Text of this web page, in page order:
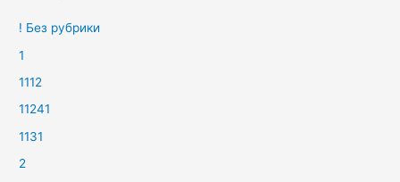
! Без рубрики
1
1112
11241
1131
2